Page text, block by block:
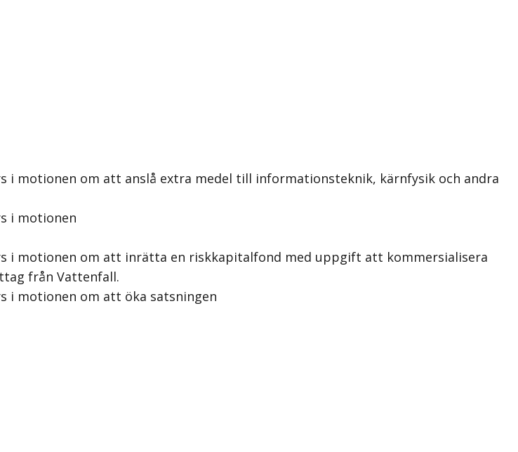
i motionen om att anslå extra medel till informationsteknik, kärnfysik och andra
i motionen
i motionen om att inrätta en riskkapitalfond med uppgift att kommersialisera
från Vattenfall.
i motionen om att öka satsningen